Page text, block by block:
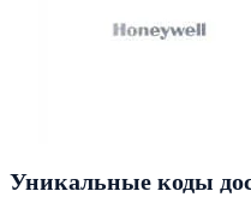
Уникальные коды